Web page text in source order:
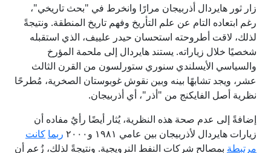
زار ثور هايردال أذربيجان مرارًا وانخرط في "بحث تاريخي"،
رغم ابتعاده التام عن علم التأريخ وفهم تاريخ المنطقة. ونتيجةً
لذلك، لاقت أطروحته استحسان حيدر علييف، الذي استقبله
شخصيًا خلال زياراته. يستند هايردال إلى ملحمة المؤرخ
والسياسي الأيسلندي سنوري ستورلسون من القرن الثالث
عشر، ويجد تشابهًا بينه وبين نقوش غوبوستان الصخرية، مُطرحًا
نظرية أصل الفايكنج من "أذر"، أي أذربيجان.
إضافةً إلى عدم صحة هذه النظرية، يُثار أيضًا رأيٌ مفاده أن
زيارات هايردال لأذربيجان بين عامي ١٩٨١ و٢٠٠٠
ربما كانت
مرتبطة بمصالح شركات النفط النرويجية. ونتيجةً لذلك، زُعم أن